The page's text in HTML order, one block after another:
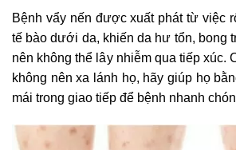
Bệnh vẩy nến được xuất phát từ việc
tế bào dưới da, khiến da hư tổn, bong
nên không thể lây nhiễm qua tiếp xúc.
không nên xa lánh họ, hãy giúp họ
mái trong giao tiếp để bệnh nhanh